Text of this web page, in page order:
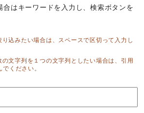
合はキーワードを入力し、検索ボタンを
込みたい場合は、スペースで区切って入力し
文字列を１つの文字列としたい場合は、引用
ください。